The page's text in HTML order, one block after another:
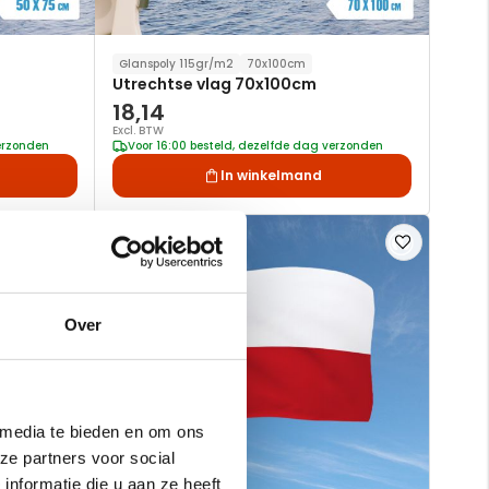
Over
te bieden en om ons
partners voor social
die u aan ze heeft
Glanspoly 115gr/m2 70x100cm
Utrechtse vlag 70x100cm
18,14
Excl. BTW
Voor 16:00 besteld, dezelfde dag verzonden
In winkelmand
verlanglijst
Voeg
toe